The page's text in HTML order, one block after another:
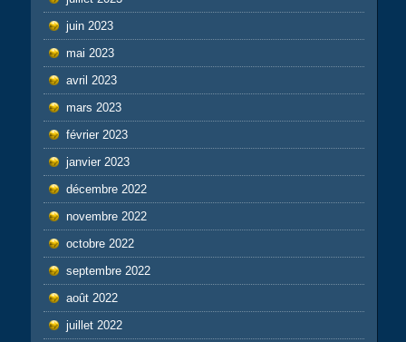
juin 2023
mai 2023
avril 2023
mars 2023
février 2023
janvier 2023
décembre 2022
novembre 2022
octobre 2022
septembre 2022
août 2022
juillet 2022